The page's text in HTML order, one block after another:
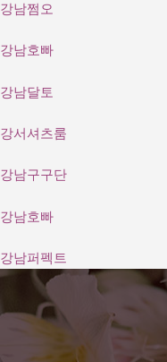
강남쩜오
강남호빠
강남달토
강서셔츠룸
강남구구단
강남호빠
강남퍼펙트